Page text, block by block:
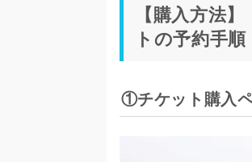
【購入方法
トの予約手順
①チケット購入